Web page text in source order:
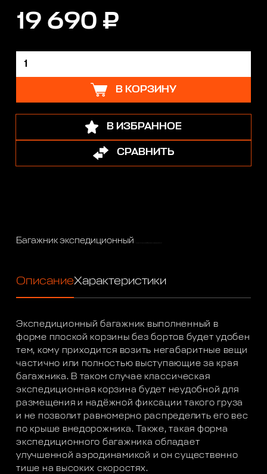
19 690 ₽
В КОРЗИНУ
В ИЗБРАННОЕ
СРАВНИТЬ
Багажник экспедиционный
ОписаниеХарактеристики
Экспедиционный багажник выполненный в
форме плоской корзины без бортов будет удобен
тем, кому приходится возить негабаритные вещи
частично или полностью выступающие за края
багажника. В таком случае классическая
экспедиционная корзина будет неудобной для
размещения и надёжной фиксации такого груза
и не позволит равномерно распределить его вес
по крыше внедорожника. Также, такая форма
экспедиционного багажника обладает
улучшенной аэродинамикой и он существенно
тише на высоких скоростях.